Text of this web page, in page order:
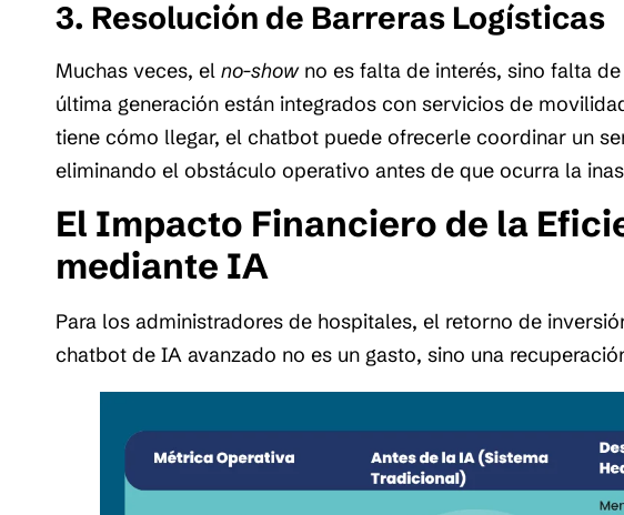
3. Resolución de Barreras Logísticas
Muchas veces, el no-showno es falta de interés, sino falta
última generación están integrados con servicios de
tiene cómo llegar, el chatbot puede ofrecerle coordinar un
eliminando el obstáculo operativo antes de que ocurra la
El Impacto Financiero de la
mediante IA
Para los administradores de hospitales, el retorno de
chatbot de IA avanzado no es un gasto, sino una